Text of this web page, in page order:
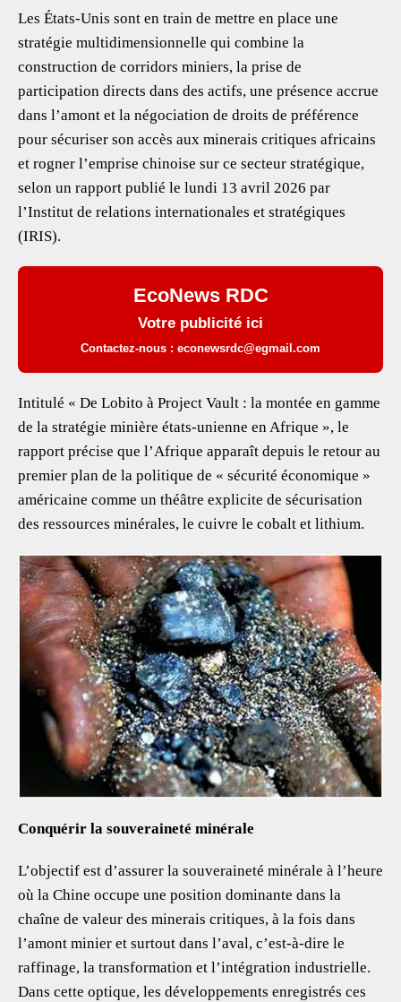
Les États-Unis sont en train de mettre en place une
stratégie multidimensionnelle qui combine la
construction de corridors miniers, la prise de
participation directs dans des actifs, une présence accrue
dans l’amont et la négociation de droits de préférence
pour sécuriser son accès aux minerais critiques africains
et rogner l’emprise chinoise sur ce secteur stratégique,
selon un rapport publié le lundi 13 avril 2026 par
l’Institut de relations internationales et stratégiques
(IRIS).
EcoNews RDC
Votre publicité ici
Contactez-nous : econewsrdc@egmail.com
Intitulé « De Lobito à Project Vault : la montée en gamme
de la stratégie minière états-unienne en Afrique », le
rapport précise que l’Afrique apparaît depuis le retour au
premier plan de la politique de « sécurité économique »
américaine comme un théâtre explicite de sécurisation
des ressources minérales, le cuivre le cobalt et lithium.
Conquérir la souveraineté minérale
L’objectif est d’assurer la souveraineté minérale à l’heure
où la Chine occupe une position dominante dans la
chaîne de valeur des minerais critiques, à la fois dans
l’amont minier et surtout dans l’aval, c’est-à-dire le
raffinage, la transformation et l’intégration industrielle.
Dans cette optique, les développements enregistrés ces